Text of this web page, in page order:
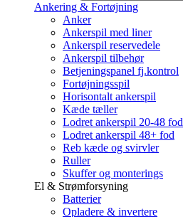
Ankering & Fortøjning
Anker
Ankerspil med liner
Ankerspil reservedele
Ankerspil tilbehør
Betjeningspanel fj.kontrol
Fortøjningsspil
Horisontalt ankerspil
Kæde tæller
Lodret ankerspil 20-48 fod
Lodret ankerspil 48+ fod
Reb kæde og svirvler
Ruller
Skuffer og monterings
El & Strømforsyning
Batterier
Opladere & invertere